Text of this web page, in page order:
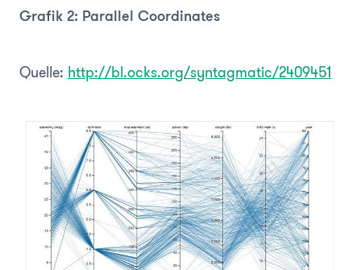
Grafik 2: Parallel Coordinates
Quelle: http://bl.ocks.org/syntagmatic/2409451